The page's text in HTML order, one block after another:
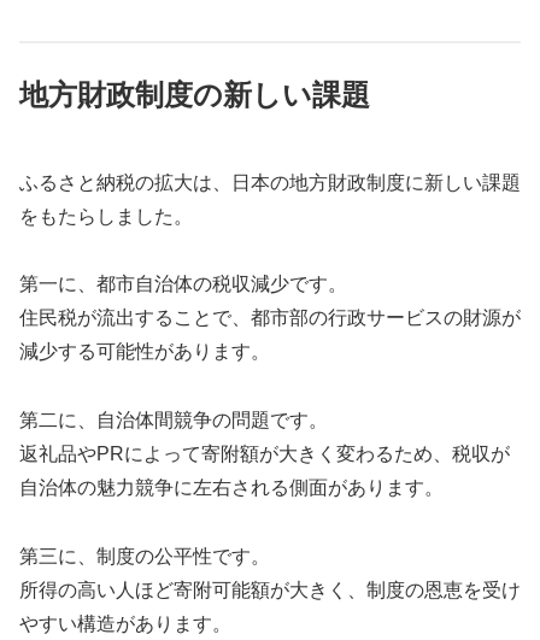
地方財政制度の新しい課題
ふるさと納税の拡大は、日本の地方財政制度に新しい課題
をもたらしました。
第一に、都市自治体の税収減少です。
住民税が流出することで、都市部の行政サービスの財源が
減少する可能性があります。
第二に、自治体間競争の問題です。
返礼品やPRによって寄附額が大きく変わるため、税収が
自治体の魅力競争に左右される側面があります。
第三に、制度の公平性です。
所得の高い人ほど寄附可能額が大きく、制度の恩恵を受け
やすい構造があります。